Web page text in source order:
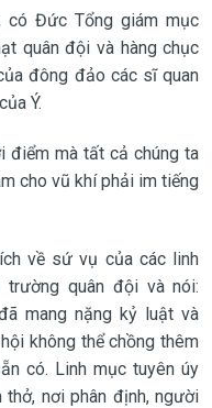
có Đức Tổng giám mục
quân đội và hàng chục
đông đảo các sĩ quan
Ý.
điểm mà tất cả chúng ta
cho vũ khí phải im tiếng
về sứ vụ của các linh
quân đội và nói:
mang nặng kỷ luật và
không thể chồng thêm
có. Linh mục tuyên úy
nơi phân định, người